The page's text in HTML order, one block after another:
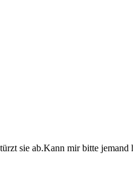
sie ab.Kann mir bitte